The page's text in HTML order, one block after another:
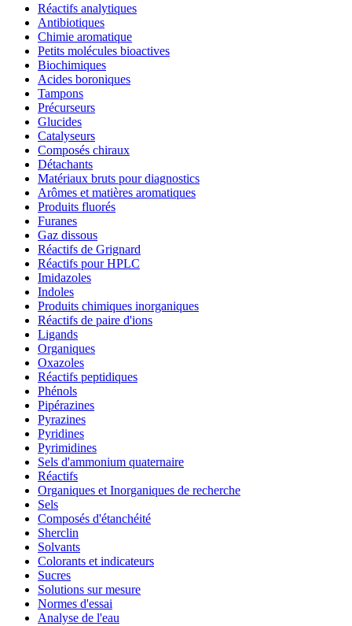
Réactifs analytiques
Antibiotiques
Chimie aromatique
Petits molécules bioactives
Biochimiques
Acides boroniques
Tampons
Précurseurs
Glucides
Catalyseurs
Composés chiraux
Détachants
Matériaux bruts pour diagnostics
Arômes et matières aromatiques
Produits fluorés
Furanes
Gaz dissous
Réactifs de Grignard
Réactifs pour HPLC
Imidazoles
Indoles
Produits chimiques inorganiques
Réactifs de paire d'ions
Ligands
Organiques
Oxazoles
Réactifs peptidiques
Phénols
Pipérazines
Pyrazines
Pyridines
Pyrimidines
Sels d'ammonium quaternaire
Réactifs
Organiques et Inorganiques de recherche
Sels
Composés d'étanchéité
Sherclin
Solvants
Colorants et indicateurs
Sucres
Solutions sur mesure
Normes d'essai
Analyse de l'eau